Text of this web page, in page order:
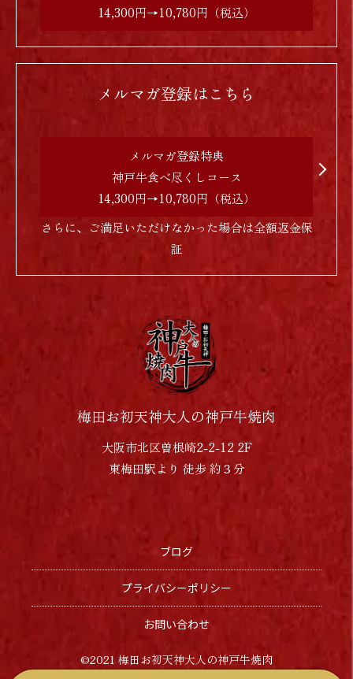
14,300円→10,780円（税込）
メルマガ登録はこちら
メルマガ登録特典
神戸牛食べ尽くしコース
14,300円→10,780円（税込）
さらに、ご満足いただけなかった場合は全額返金保
証
梅田お初天神大人の神戸牛焼肉
大阪市北区曽根崎2-2-12 2F
東梅田駅より 徒歩 約３分
ブログ
プライバシーポリシー
お問い合わせ
©︎2021 梅田お初天神大人の神戸牛焼肉